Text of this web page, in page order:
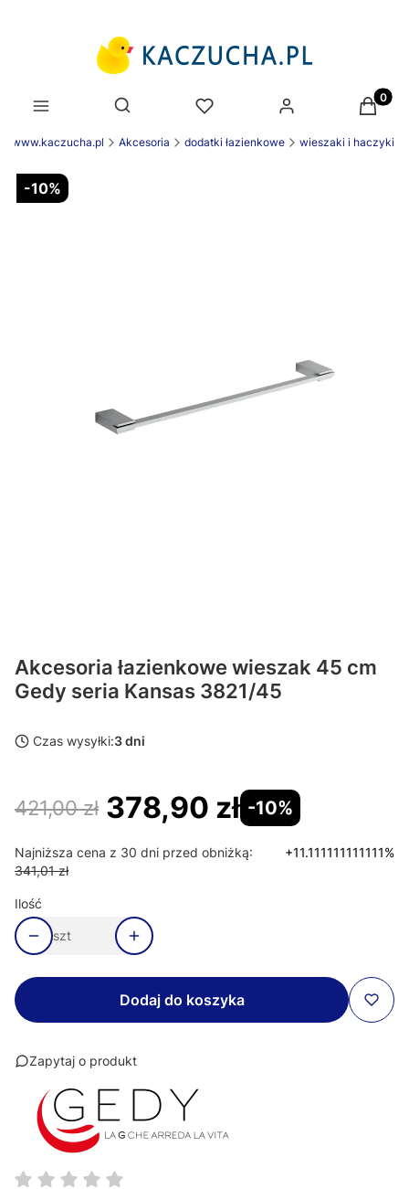
Otwórz wyszukiwarkę
www.kaczucha.pl Akcesoria dodatki łazienkowe wieszaki i haczyki
-10%
Akcesoria łazienkowe wieszak 45 cm
Gedy seria Kansas 3821/45
Czas wysyłki:3 dni
421,00 zł 378,90 zł -10%
Najniższa cena z 30 dni przed obniżką:
341,01 zł
+11.111111111111%
Ilość
szt
Dodaj do koszyka
Zapytaj o produkt